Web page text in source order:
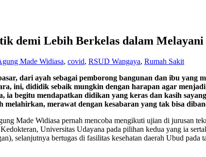
demi Lebih Berkelas dalam
Made Widiasa, covid, RSUD Wangaya, Rumah Sakit
dari ayah sebagai pemborong bangunan dan ibu yang
ini, dididik sebaik mungkin dengan harapan agar
ia begitu mendapatkan didikan yang keras dan kasih
melahirkan, merawat dengan kesabaran yang tak bisa
Made Widiasa pernah mencoba mengikuti ujian di jurusan
Universitas Udayana pada pilihan kedua yang ia
selanjutnya bertugas di fasilitas kesehatan daerah Ubud